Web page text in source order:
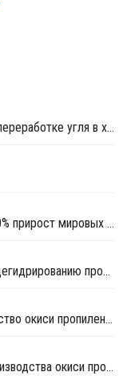
Индонезия и Китай создадут проект по переработке угля в химикаты
К 2030 году Китай может обеспечить 40% прирост мировых мощностей по выпуску пропилена
Fuzhou ввела в эксплуатацию завод по дегидрированию пропана мощностью 900 тысяч тонн
Китайская Shenghong закрыла производство окиси пропилена и стирола в Цзянсу из-за слабой маржи
Solvay предоставит технологию для производства окиси пропилена в Китае